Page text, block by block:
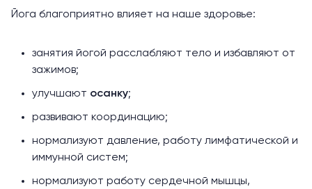
Йога благоприятно влияет на наше здоровье:
занятия йогой расслабляют тело и избавляют от
зажимов;
улучшают осанку;
развивают координацию;
нормализуют давление, работу лимфатической и
иммунной систем;
нормализуют работу сердечной мышцы,